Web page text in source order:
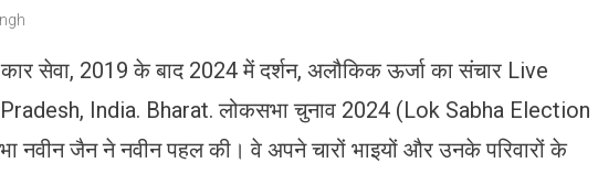
सेवा, 2019 के बाद 2024 में दर्शन, अलौकिक ऊर्जा का संचार Live
India. Bharat. लोकसभा चुनाव 2024 (Lok Sabha Election
नवीन जैन ने नवीन पहल की। वे अपने चारों भाइयों और उनके परिवारों के